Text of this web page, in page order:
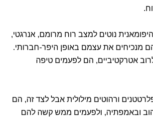
נוטים למצב רוח מרומם, אנרגטי,
מנכיחים את עצמם באופן היפר-חברותי.
אטרקטיביים, הם לפעמים טיפה
ורהוטים מילולית אבל לצד זה, הם
ובאמפתיה, ולפעמים ממש קשה להם